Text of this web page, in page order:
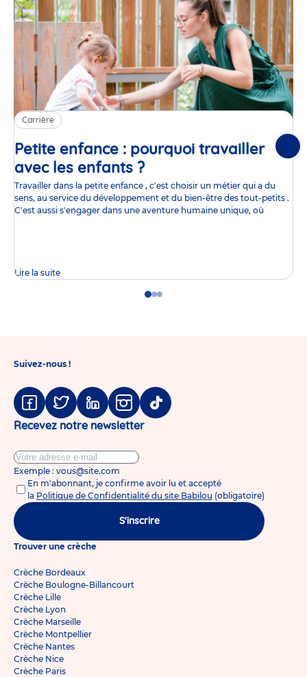
Carrière
Petite enfance : pourquoi travailler
avec les enfants ?Article
Travailler dans la petite enfance , c'est choisir un métier qui a du
sens, au service du développement et du bien-être des tout-petits .
C'est aussi s'engager dans une aventure humaine unique, où
Lire la suite
GoGoGo
Suivez-nous !
Facebook
TwitterLinkedinInstagram
Tiktok
Recevez notre newsletter
Exemple : vous@site.com
En m'abonnant, je confirme avoir lu et accepté
la Politique de Confidentialité du site Babilou (obligatoire)
S'inscrire
Trouver une crèche
Crèche Bordeaux
Crèche Boulogne-Billancourt
Crèche Lille
Crèche Lyon
Crèche Marseille
Crèche Montpellier
Crèche Nantes
Crèche Nice
Crèche Paris